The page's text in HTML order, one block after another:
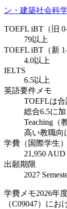
ン・建築社会科学
TOEFL iBT（旧
79以上
TOEFL iBT（新
4.0以上
IELTS
6.5以上
英語要件メモ
TOEFLは合
総合6.5に
Teaching（
高い教職向
学費（国際学生）
21,950
出願期限
2027
学費メモ2026年
（C09047）に